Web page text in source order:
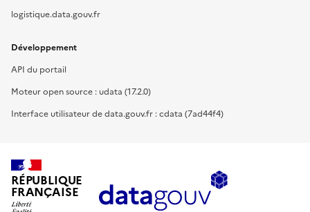
logistique.data.gouv.fr
Développement
API du portail
Moteur open source : udata (17.2.0)
Interface utilisateur de data.gouv.fr : cdata (7ad44f4)
RÉPUBLIQUE
FRANÇAISE